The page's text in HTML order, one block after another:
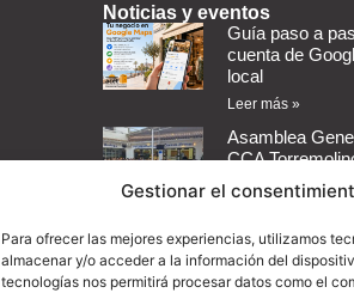
Gestionar el
Para ofrecer las mejores experiencias, utilizamos
almacenar y/o acceder a la información del
tecnologías nos permitirá procesar datos como el
Noticias y eventos
Guía paso a
cuenta de
local
Leer más »
Asamblea
CCA
Leer más »
sociales para
Leer más »